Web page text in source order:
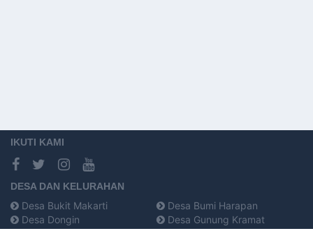
IKUTI KAMI
DESA DAN KELURAHAN
Desa Bukit Makarti
Desa Bumi Harapan
Desa Dongin
Desa Gunung Kramat